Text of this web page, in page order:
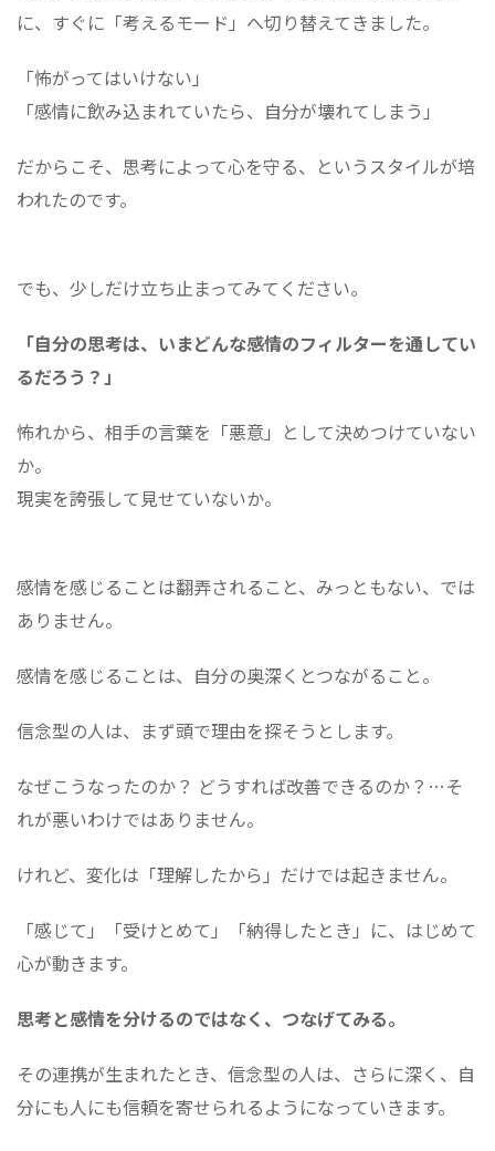
に、すぐに「考えるモード」へ切り替えてきました。
「怖がってはいけない」
「感情に飲み込まれていたら、自分が壊れてしまう」
だからこそ、思考によって心を守る、というスタイルが培
われたのです。
でも、少しだけ立ち止まってみてください。
「自分の思考は、いまどんな感情のフィルターを通してい
るだろう？」
怖れから、相手の言葉を「悪意」として決めつけていない
か。
現実を誇張して見せていないか。
感情を感じることは翻弄されること、みっともない、では
ありません。
感情を感じることは、自分の奥深くとつながること。
信念型の人は、まず頭で理由を探そうとします。
なぜこうなったのか？ どうすれば改善できるのか？…そ
れが悪いわけではありません。
けれど、変化は「理解したから」だけでは起きません。
「感じて」「受けとめて」「納得したとき」に、はじめて
心が動きます。
思考と感情を分けるのではなく、つなげてみる。
その連携が生まれたとき、信念型の人は、さらに深く、自
分にも人にも信頼を寄せられるようになっていきます。